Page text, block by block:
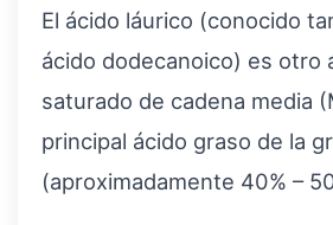
El ácido láurico (conocido
ácido dodecanoico) es otro
saturado de cadena media
principal ácido graso de la
(aproximadamente 40% –